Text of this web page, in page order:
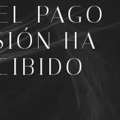
PAGO
HA